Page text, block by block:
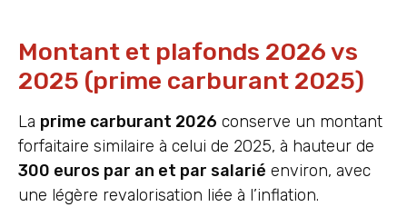
Montant et plafonds 2026 vs
2025 (prime carburant 2025)
La prime carburant 2026 conserve un montant
forfaitaire similaire à celui de 2025, à hauteur de
300 euros par an et par salarié environ, avec
une légère revalorisation liée à l’inflation.